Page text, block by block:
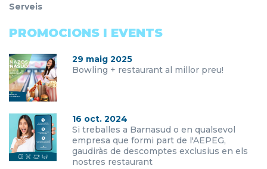
Serveis
PROMOCIONS I EVENTS
29 maig 2025
Bowling + restaurant al millor preu!
16 oct. 2024
Si treballes a Barnasud o en qualsevol
empresa que formi part de l'AEPEG,
gaudiràs de descomptes exclusius en els
nostres restaurant